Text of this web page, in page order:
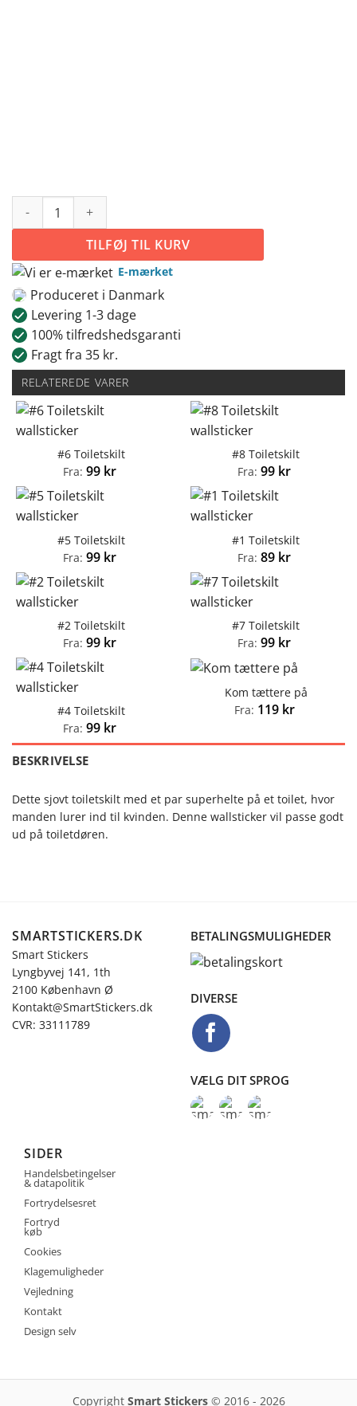
TILFØJ TIL KURV
E-mærket
Produceret i Danmark
Levering 1-3 dage
100% tilfredshedsgaranti
Fragt fra 35 kr.
RELATEREDE VARER
#6 Toiletskilt
Fra: 99 kr
#8 Toiletskilt
Fra: 99 kr
#5 Toiletskilt
Fra: 99 kr
#1 Toiletskilt
Fra: 89 kr
#2 Toiletskilt
Fra: 99 kr
#7 Toiletskilt
Fra: 99 kr
#4 Toiletskilt
Fra: 99 kr
Kom tættere på
Fra: 119 kr
BESKRIVELSE
Dette sjovt toiletskilt med et par superhelte på et toilet, hvor
manden lurer ind til kvinden. Denne wallsticker vil passe godt
ud på toiletdøren.
SMARTSTICKERS.DK
Smart Stickers
Lyngbyvej 141, 1th
2100 København Ø
Kontakt@SmartStickers.dk
CVR: 33111789
BETALINGSMULIGHEDER
DIVERSE
VÆLG DIT SPROG
SIDER
Handelsbetingelser
& datapolitik
Fortrydelsesret
Fortryd
køb
Cookies
Klagemuligheder
Vejledning
Kontakt
Design selv
Copyright Smart Stickers© 2016 - 2026